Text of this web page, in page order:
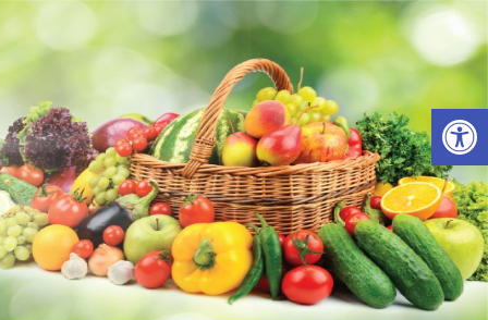
פתח סרגל נגישות